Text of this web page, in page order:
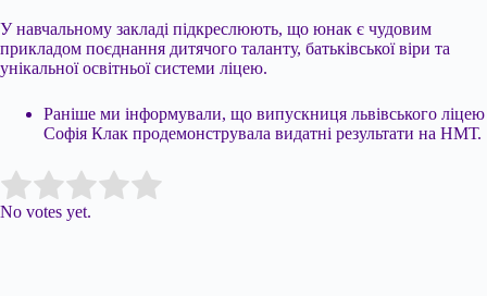
У навчальному закладі підкреслюють, що юнак є чудовим
прикладом поєднання дитячого таланту, батьківської віри та
унікальної освітньої системи ліцею.
Раніше ми інформували, що випускниця львівського ліцею
Софія Клак продемонструвала видатні результати на НМТ.
Rate this item:
No votes yet.